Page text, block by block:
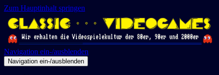
Zum Hauptinhalt springen
Navigation ein-/ausblenden
Navigation ein-/ausblenden